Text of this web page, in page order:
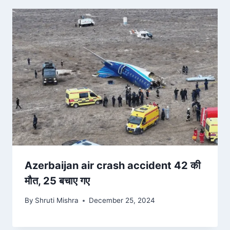
Azerbaijan air crash accident 42 की
मौत, 25 बचाए गए
By Shruti Mishra December 25, 2024